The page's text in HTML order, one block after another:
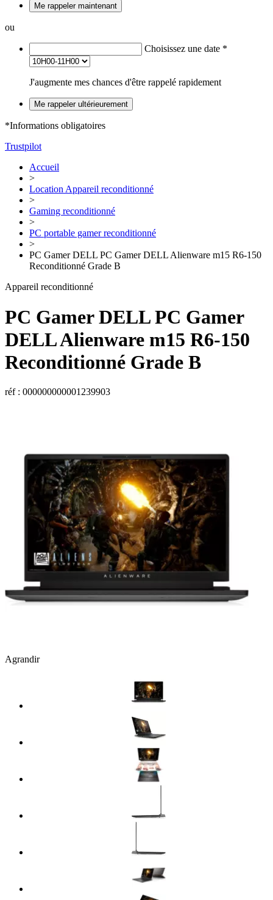
Me rappeler maintenant
ou
Choisissez une date *
J'augmente mes chances d'être rappelé rapidement
Me rappeler ultérieurement
*Informations obligatoires
Trustpilot
Accueil
>
Location Appareil reconditionné
>
Gaming reconditionné
>
PC portable gamer reconditionné
>
PC Gamer DELL PC Gamer DELL Alienware m15 R6-150
Reconditionné Grade B
Appareil reconditionné
PC GamerDELLPC Gamer
DELLAlienware m15 R6-150
Reconditionné Grade B
réf : 000000000001239903
Agrandir